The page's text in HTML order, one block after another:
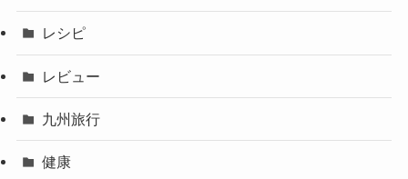
レシピ
レビュー
九州旅行
健康